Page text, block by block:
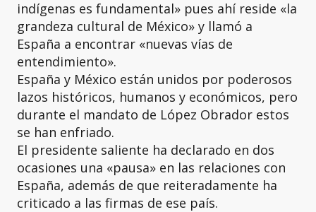
indígenas es fundamental» pues ahí reside «la
grandeza cultural de México» y llamó a
España a encontrar «nuevas vías de
entendimiento».
España y México están unidos por poderosos
lazos históricos, humanos y económicos, pero
durante el mandato de López Obrador estos
se han enfriado.
El presidente saliente ha declarado en dos
ocasiones una «pausa» en las relaciones con
España, además de que reiteradamente ha
criticado a las firmas de ese país.